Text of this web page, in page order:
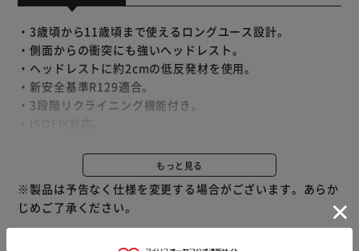
・3歳頃から11歳頃まで使えるロングユース設計。
・側面からの衝突にも強いヘッドレスト。
・ヘッドレストに約2cmの低反発材を使用。
・新安全基準R129適合。
・3段階リクライニング機能付き。
・ドリンクホルダー2個付き。
・正しい位置へ簡単に、しっかり固定できるISOFIXタイプ
です。
・シートカバーはいつも清潔。カバーを外して手軽に洗えま
す。
もっと見る
※製品は予告なく仕様を変更する場合がございます。あらか
じめご了承ください。